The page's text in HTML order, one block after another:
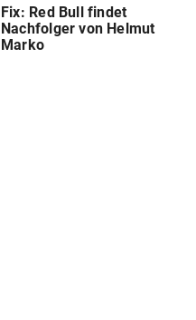
Fix: Red Bull findet
Nachfolger von Helmut
Marko